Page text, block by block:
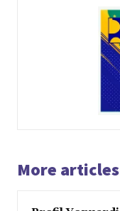
More articles